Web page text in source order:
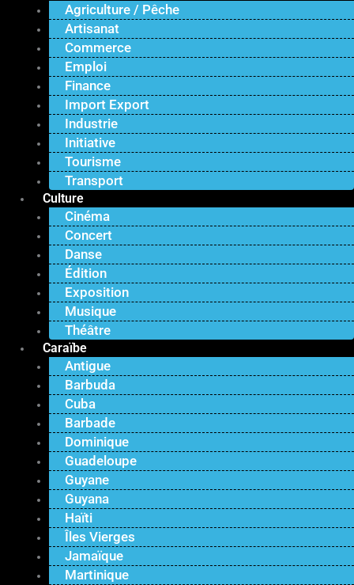
Agriculture / Pêche
Artisanat
Commerce
Emploi
Finance
Import Export
Industrie
Initiative
Tourisme
Transport
Culture
Cinéma
Concert
Danse
Édition
Exposition
Musique
Théâtre
Caraïbe
Antigue
Barbuda
Cuba
Barbade
Dominique
Guadeloupe
Guyane
Guyana
Haïti
Îles Vierges
Jamaïque
Martinique